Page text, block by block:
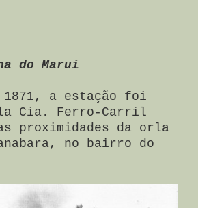
do Maruí
1871, a estação foi
Cia. Ferro-Carril
proximidades da orla
no bairro do